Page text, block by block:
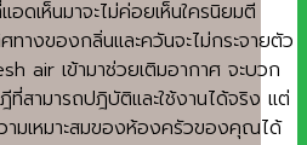
ดเห็นมาจะไม่ค่อยเห็นใครนิยมตี
ทางของกลิ่นและควันจะไม่กระจายตัว
air เข้ามาช่วยเติมอากาศ จะบวก
สามารถปฎิบัติและใช้งานได้จริง แต่
ามเหมาะสมของห้องครัวของคุณได้